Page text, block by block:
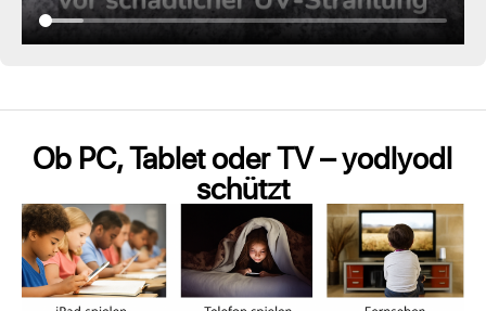
Ob PC, Tablet oder TV – yodlyodl
schützt